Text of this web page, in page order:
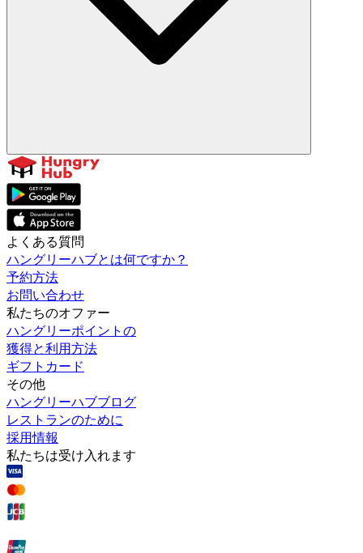
よくある質問
ハングリーハブとは何ですか？
予約方法
お問い合わせ
私たちのオファー
ハングリーポイントの
獲得と利用方法
ギフトカード
その他
ハングリーハブブログ
レストランのために
採用情報
私たちは受け入れます